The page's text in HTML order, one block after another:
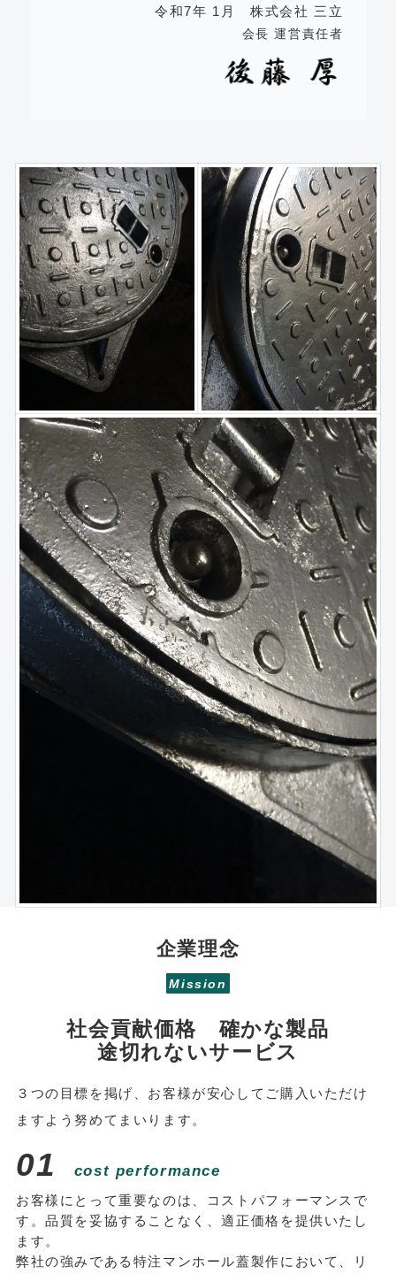
令和7年 1月 株式会社 三立
会長 運営責任者
企業理念
Mission
社会貢献価格 確かな製品
途切れないサービス
３つの目標を掲げ、お客様が安心してご購入いただけ
ますよう努めてまいります。
01 cost performance
お客様にとって重要なのは、コストパフォーマンスで
す。品質を妥協することなく、適正価格を提供いたし
ます。
弊社の強みである特注マンホール蓋製作において、リ